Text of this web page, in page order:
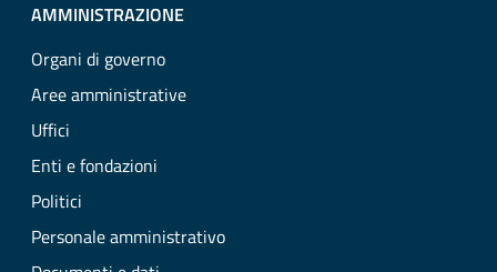
AMMINISTRAZIONE
Organi di governo
Aree amministrative
Uffici
Enti e fondazioni
Politici
Personale amministrativo